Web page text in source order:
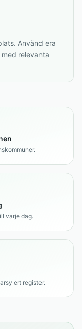
Använd era
relevanta
varje dag.
ert register.